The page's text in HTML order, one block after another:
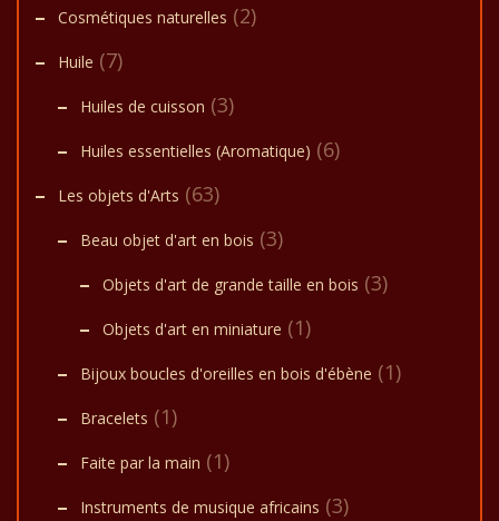
Cosmétiques naturelles (2)
Huile (7)
Huiles de cuisson (3)
Huiles essentielles (Aromatique) (6)
Les objets d'Arts (63)
Beau objet d'art en bois (3)
Objets d'art de grande taille en bois (3)
Objets d'art en miniature (1)
Bijoux boucles d'oreilles en bois d'ébène (1)
Bracelets (1)
Faite par la main (1)
Instruments de musique africains (3)